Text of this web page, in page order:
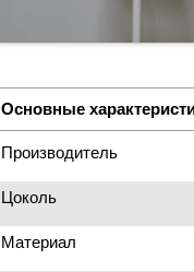
Основные
Производитель
Цоколь
Материал